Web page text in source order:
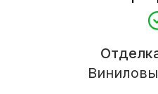
Определяется по условиям
Доставка и выгрузка